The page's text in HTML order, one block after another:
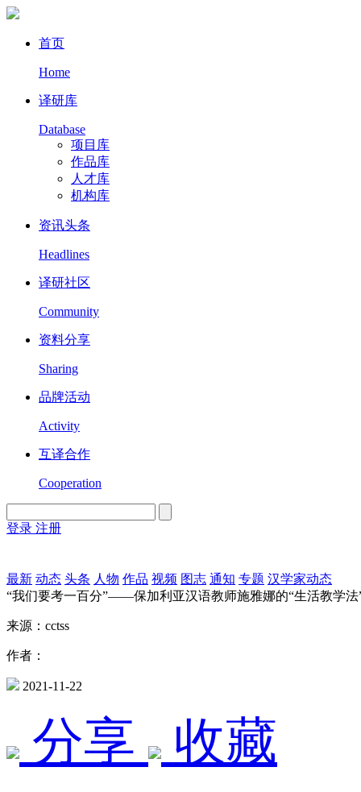
首页
Home
译研库
Database
项目库
作品库
人才库
机构库
资讯头条
Headlines
译研社区
Community
资料分享
Sharing
品牌活动
Activity
互译合作
Cooperation
登录 注册
最新 动态 头条 人物 作品 视频 图志 通知 专题 汉学家动态
“我们要考一百分”——保加利亚汉语教师施雅娜的“生活教学法
来源：cctss
作者：
2021-11-22
分享 收藏